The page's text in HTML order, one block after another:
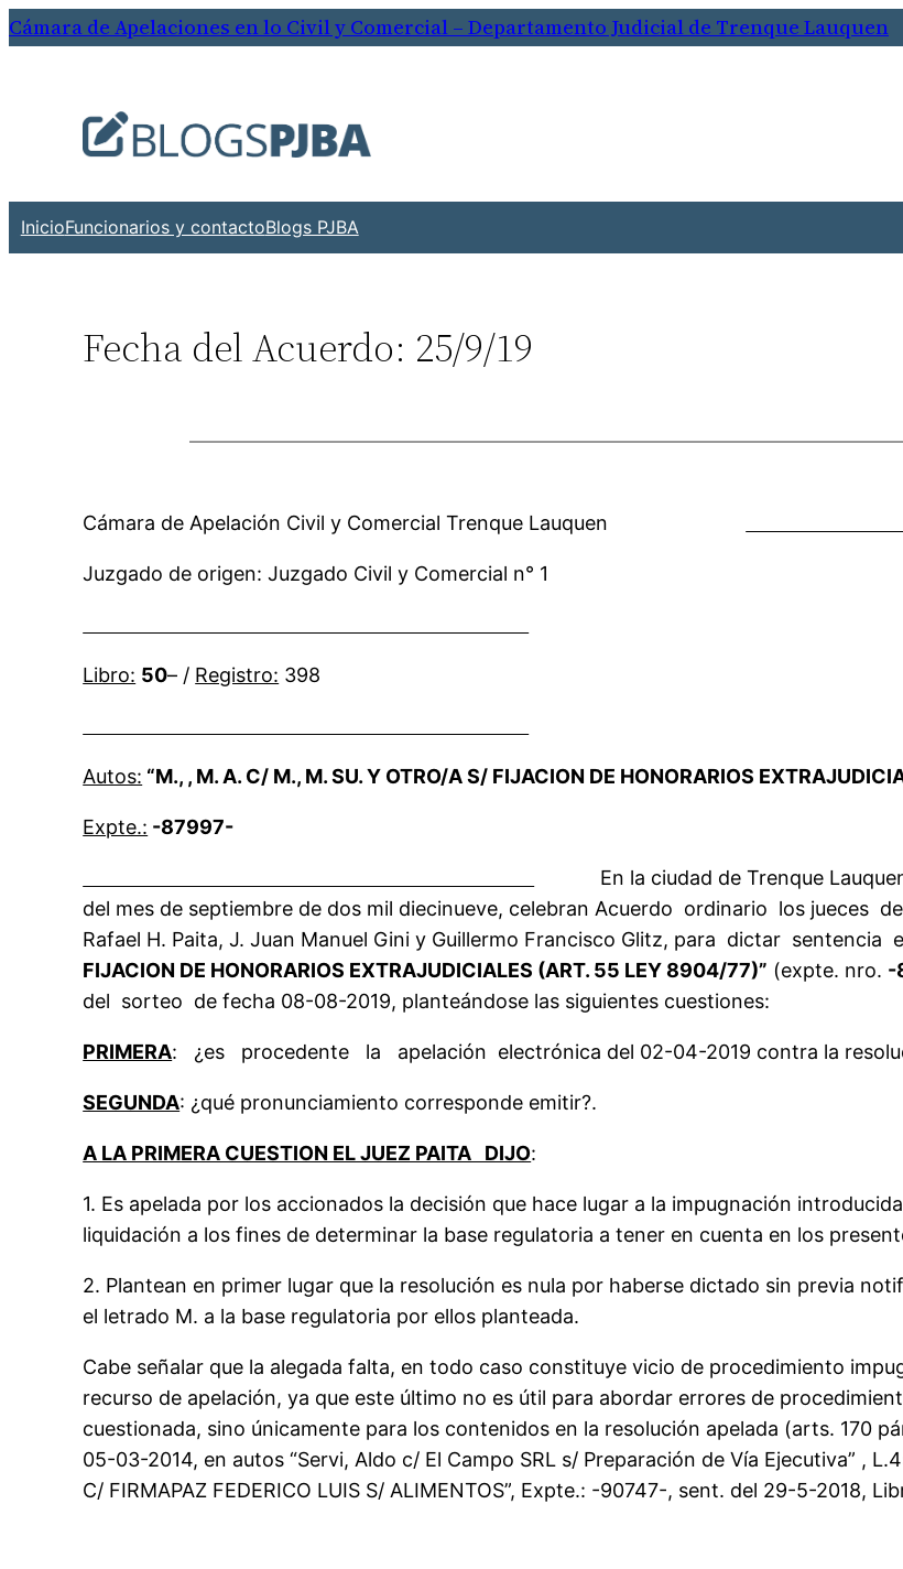
Saltar
al
Cámara de Apelaciones en lo Civil y Comercial – Departamento Judicial de Trenque Lauquen
InicioFuncionarios y contactoBlogs PJBA
Fecha del Acuerdo: 25/9/19
Cámara de Apelación Civil y Comercial Trenque Lauquen
Juzgado de origen: Juzgado Civil y Comercial n° 1
Libro: 50– / Registro: 398
Autos: “M., , M. A. C/ M., M. SU. Y OTRO/A S/ FIJACION DE HONORARIOS
Expte.: -87997-
En la ciudad de Trenque
del mes de septiembre de dos mil diecinueve, celebran Acuerdo ordinario los jueces
Rafael H. Paita, J. Juan Manuel Gini y Guillermo Francisco Glitz, para dictar sentencia
FIJACION DE HONORARIOS EXTRAJUDICIALES (ART. 55 LEY 8904/77)” (expte. nro. -
del sorteo de fecha 08-08-2019, planteándose las siguientes cuestiones:
PRIMERA: ¿es procedente la apelación electrónica del 02-04-2019 contra la
SEGUNDA: ¿qué pronunciamiento corresponde emitir?.
A LA PRIMERA CUESTION EL JUEZ PAITA DIJO:
1. Es apelada por los accionados la decisión que hace lugar a la impugnación
liquidación a los fines de determinar la base regulatoria a tener en cuenta en los
2. Plantean en primer lugar que la resolución es nula por haberse dictado sin previa
el letrado M. a la base regulatoria por ellos planteada.
Cabe señalar que la alegada falta, en todo caso constituye vicio de procedimiento
recurso de apelación, ya que este último no es útil para abordar errores de
cuestionada, sino únicamente para los contenidos en la resolución apelada (arts. 170
05-03-2014, en autos “Servi, Aldo c/ El Campo SRL s/ Preparación de Vía Ejecutiva” ,
C/ FIRMAPAZ FEDERICO LUIS S/ ALIMENTOS”, Expte.: -90747-, sent. del 29-5-2018,